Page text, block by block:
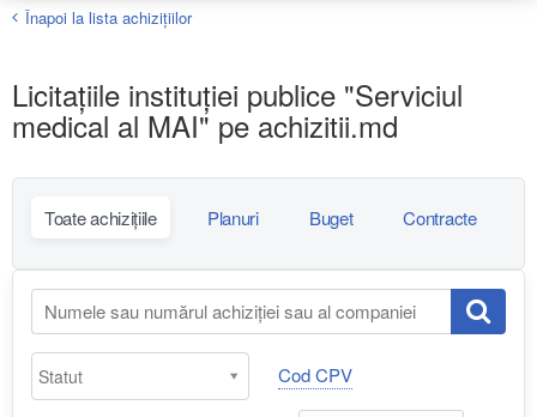
Înapoi la lista achiziţiilor
Licitațiile instituției publice "Serviciul
medical al MAI" pe achizitii.md
Toate achizițiile Planuri Buget Contracte
Cod CPV